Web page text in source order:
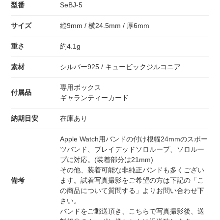
型番 SeBJ-5
サイズ 縦9mm / 横24.5mm / 厚6mm
重さ 約4.1g
素材 シルバー925 / キュービックジルコニア
付属品
専用ボックス
ギャランティーカード
納期目安 在庫あり
備考
Apple Watch用バンドの付け根幅24mmのスポー
ツバンド、ブレイデッドソロループ、ソロルー
プに対応。(装着部分は21mm)
その他、装着可能な非純正バンドも多くござい
ます。試着写真撮影をご希望の方は下記の「こ
の商品について質問する」よりお問い合わせ下
さい。
バンドをご郵送頂き、こちらで写真撮影後、送